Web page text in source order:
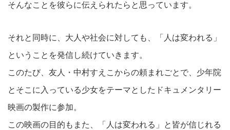
そんなことを彼らに伝えられたらと思っています。
それと同時に、大人や社会に対しても、「人は変われる」
ということを発信し続けていきます。
このたび、友人・中村すえこからの頼まれごとで、少年院
とそこに入っている少女をテーマとしたドキュメンタリー
映画の製作に参加。
この映画の目的もまた、「人は変われる」と皆が信じれる